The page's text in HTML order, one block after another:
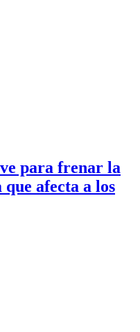
para frenar la
afecta a los